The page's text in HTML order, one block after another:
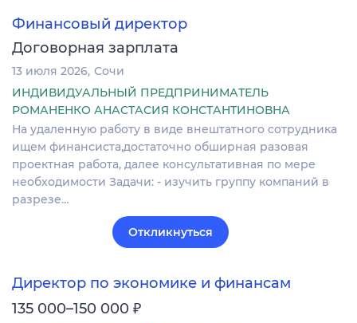
Финансовый директор
Договорная зарплата
13 июля 2026 Сочи
ИНДИВИДУАЛЬНЫЙ ПРЕДПРИНИМАТЕЛЬ
РОМАНЕНКО АНАСТАСИЯ КОНСТАНТИНОВНА
На удаленную работу в виде внештатного сотрудника
ищем финансиста,достаточно обширная разовая
проектная работа, далее консультативная по мере
необходимости Задачи: - изучить группу компаний в
разрезе…
Откликнуться
Директор по экономике и финансам
135 000–150 000 ₽